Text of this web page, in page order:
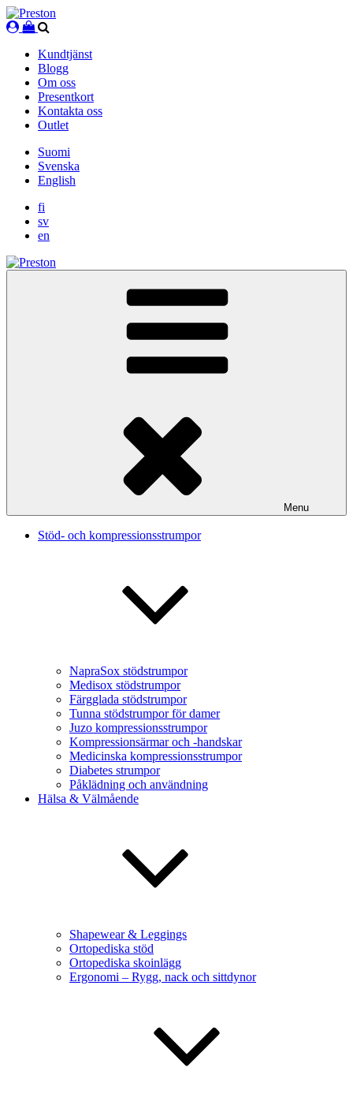
Skip
to
Kundtjänst
Blogg
Om oss
Presentkort
Kontakta oss
Outlet
Suomi
Svenska
English
fi
sv
en
Menu
Stöd- och kompressionsstrumpor
NapraSox stödstrumpor
Medisox stödstrumpor
Färgglada stödstrumpor
Tunna stödstrumpor för damer
Juzo kompressionsstrumpor
Kompressionsärmar och -handskar
Medicinska kompressionsstrumpor
Diabetes strumpor
Påklädning och användning
Hälsa & Välmående
Shapewear & Leggings
Ortopediska stöd
Ortopediska skoinlägg
Ergonomi – Rygg, nack och sittdynor